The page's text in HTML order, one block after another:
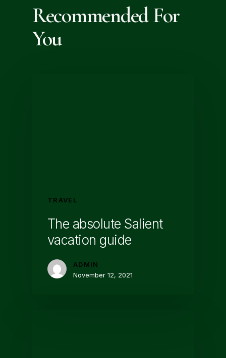
Recommended For
You
TRAVEL
The absolute Salient
vacation guide
ADMIN
November 12, 2021